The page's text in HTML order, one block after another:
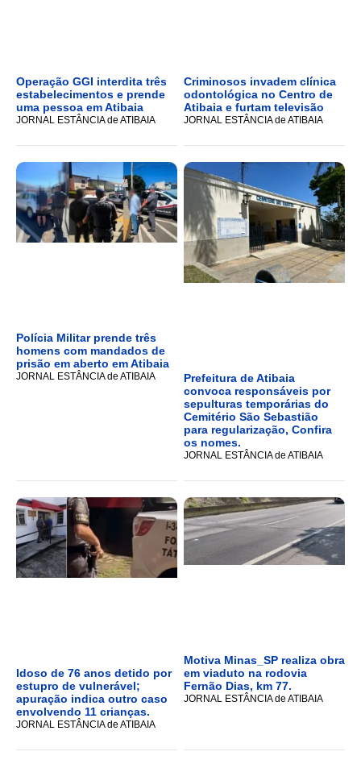
Operação GGI interdita três
estabelecimentos e prende
uma pessoa em Atibaia
JORNAL ESTÂNCIA de ATIBAIA
Criminosos invadem clínica
odontológica no Centro de
Atibaia e furtam televisão
JORNAL ESTÂNCIA de ATIBAIA
Polícia Militar prende três
homens com mandados de
prisão em aberto em Atibaia
JORNAL ESTÂNCIA de ATIBAIA
Prefeitura de Atibaia
convoca responsáveis por
sepulturas temporárias do
Cemitério São Sebastião
para regularização, Confira
os nomes.
JORNAL ESTÂNCIA de ATIBAIA
Idoso de 76 anos detido por
estupro de vulnerável;
apuração indica outro caso
envolvendo 11 crianças.
JORNAL ESTÂNCIA de ATIBAIA
Motiva Minas_SP realiza obra
em viaduto na rodovia
Fernão Dias, km 77.
JORNAL ESTÂNCIA de ATIBAIA